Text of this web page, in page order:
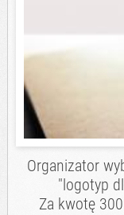
Organizator
"logotyp
Za kwotę